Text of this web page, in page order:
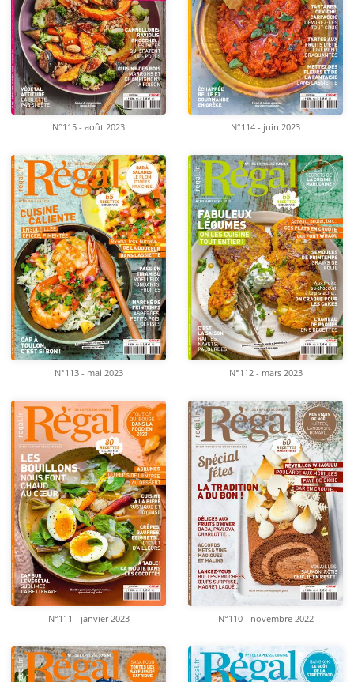
N°115 - août 2023 N°114 - juin 2023
N°113 - mai 2023 N°112 - mars 2023
N°111 - janvier 2023 N°110 - novembre 2022